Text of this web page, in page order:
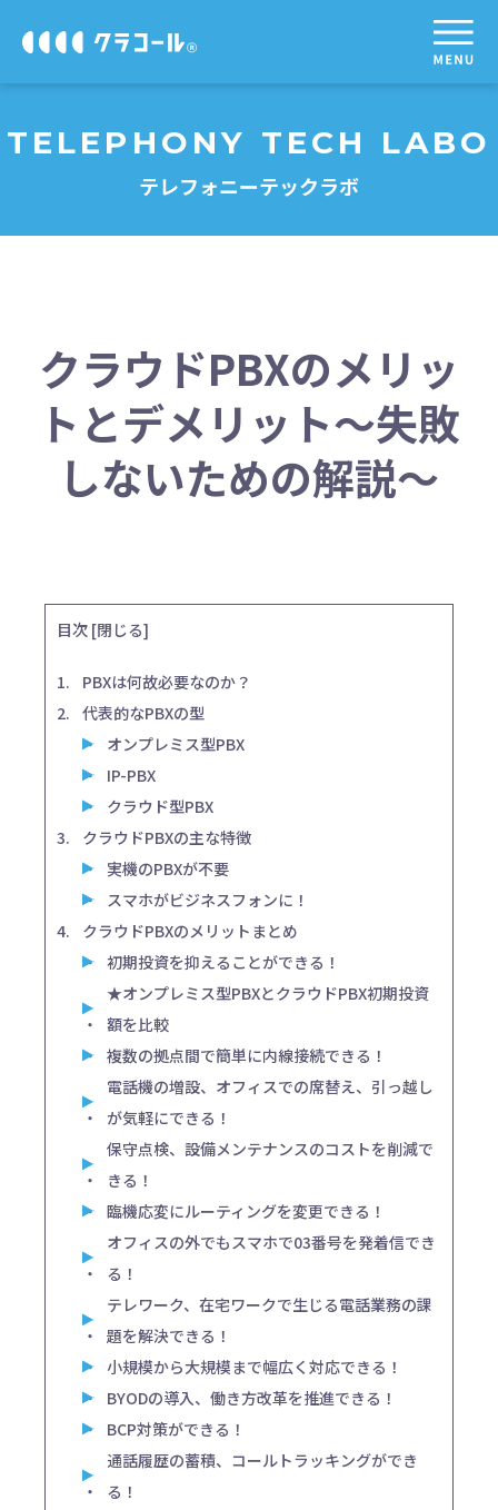
TELEPHONY TECH LABO
テレフォニーテックラボ
クラウドPBXのメリッ
トとデメリット～失敗
しないための解説～
目次 [閉じる]
PBXは何故必要なのか？
代表的なPBXの型
オンプレミス型PBX
IP-PBX
クラウド型PBX
クラウドPBXの主な特徴
実機のPBXが不要
スマホがビジネスフォンに！
クラウドPBXのメリットまとめ
初期投資を抑えることができる！
★オンプレミス型PBXとクラウドPBX初期投資
額を比較
複数の拠点間で簡単に内線接続できる！
電話機の増設、オフィスでの席替え、引っ越し
が気軽にできる！
保守点検、設備メンテナンスのコストを削減で
きる！
臨機応変にルーティングを変更できる！
オフィスの外でもスマホで03番号を発着信でき
る！
テレワーク、在宅ワークで生じる電話業務の課
題を解決できる！
小規模から大規模まで幅広く対応できる！
BYODの導入、働き方改革を推進できる！
BCP対策ができる！
通話履歴の蓄積、コールトラッキングができ
る！